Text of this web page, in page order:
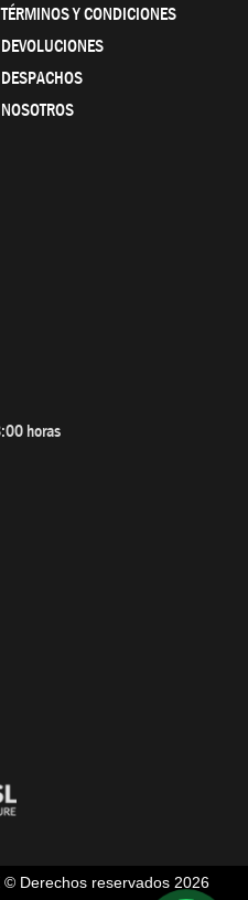
TÉRMINOS Y CONDICIONES
DEVOLUCIONES
DESPACHOS
NOSOTROS
horas
© Derechos reservados 2026